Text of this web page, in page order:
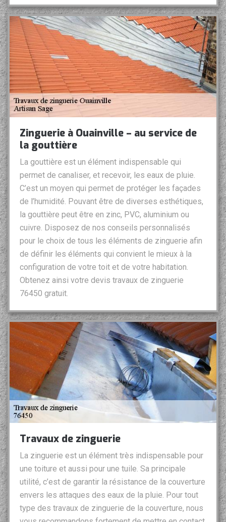
Zinguerie à Ouainville – au service de
la gouttière
La gouttière est un élément indispensable qui
permet de canaliser, et recevoir, les eaux de pluie.
C’est un moyen qui permet de protéger les façades
de l’humidité. Pouvant être de diverses esthétiques,
la gouttière peut être en zinc, PVC, aluminium ou
cuivre. Disposez de nos conseils personnalisés
pour le choix de tous les éléments de zinguerie afin
de définir les éléments qui convient le mieux à la
configuration de votre toit et de votre habitation.
Obtenez ainsi votre devis travaux de zinguerie
76450 gratuit.
Travaux de zinguerie
La zinguerie est un élément très indispensable pour
une toiture et aussi pour une tuile. Sa principale
utilité, c’est de garantir la résistance de la couverture
envers les attaques des eaux de la pluie. Pour tout
type des travaux de zinguerie de la couverture, nous